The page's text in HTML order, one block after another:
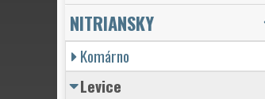
NITRIANSKY
Komárno
Levice